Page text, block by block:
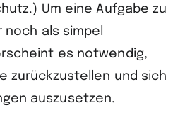
Um eine Aufgabe zu
als simpel
es notwendig,
zurückzustellen und sich
auszusetzen.